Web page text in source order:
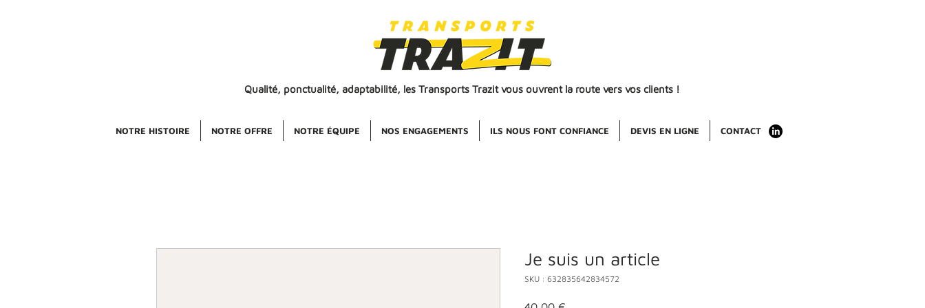
Qualité, ponctualité, adaptabilité, les Transports Trazit vous ouvrent la route vers vos clients !
NOTRE HISTOIRE NOTRE OFFRE NOTRE ÉQUIPE NOS ENGAGEMENTS ILS NOUS FONT CONFIANCE DEVIS EN LIGNE CONTACT
Je suis un article
SKU : 632835642834572